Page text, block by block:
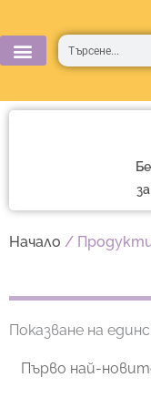
to
content
Търсене
Начало / Продукти
Показване на